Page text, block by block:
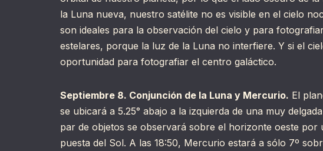
la Luna nueva, nuestro satélite no es visible en el cielo
son ideales para la observación del cielo y para
estelares, porque la luz de la Luna no interfiere. Y si el
oportunidad para fotografiar el centro galáctico.
Septiembre 8. Conjunción de la Luna y Mercurio. El
se ubicará a 5.25° abajo a la izquierda de una muy
par de objetos se observará sobre el horizonte oeste
puesta del Sol. A las 18:50, Mercurio estará a sólo 7º